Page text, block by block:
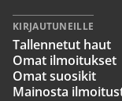
KIRJAUTUNEILLE
Tallennetut haut
Omat ilmoitukset
Omat suosikit
Mainosta